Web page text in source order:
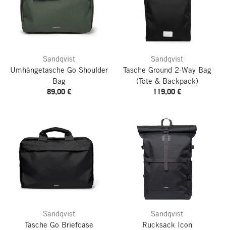
Sandqvist
Umhängetasche Go Shoulder
Bag
89,00 €
Sandqvist
Tasche Ground 2-Way Bag
(Tote & Backpack)
119,00 €
Sandqvist
Tasche Go Briefcase
Sandqvist
Rucksack Icon